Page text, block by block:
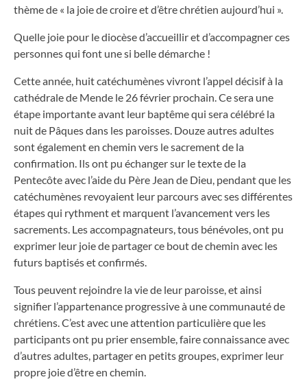
thème de « la joie de croire et d’être chrétien aujourd’hui ».
Quelle joie pour le diocèse d’accueillir et d’accompagner ces
personnes qui font une si belle démarche !
Cette année, huit catéchumènes vivront l’appel décisif à la
cathédrale de Mende le 26 février prochain. Ce sera une
étape importante avant leur baptême qui sera célébré la
nuit de Pâques dans les paroisses. Douze autres adultes
sont également en chemin vers le sacrement de la
confirmation. Ils ont pu échanger sur le texte de la
Pentecôte avec l’aide du Père Jean de Dieu, pendant que les
catéchumènes revoyaient leur parcours avec ses différentes
étapes qui rythment et marquent l’avancement vers les
sacrements. Les accompagnateurs, tous bénévoles, ont pu
exprimer leur joie de partager ce bout de chemin avec les
futurs baptisés et confirmés.
Tous peuvent rejoindre la vie de leur paroisse, et ainsi
signifier l’appartenance progressive à une communauté de
chrétiens. C’est avec une attention particulière que les
participants ont pu prier ensemble, faire connaissance avec
d’autres adultes, partager en petits groupes, exprimer leur
propre joie d’être en chemin.